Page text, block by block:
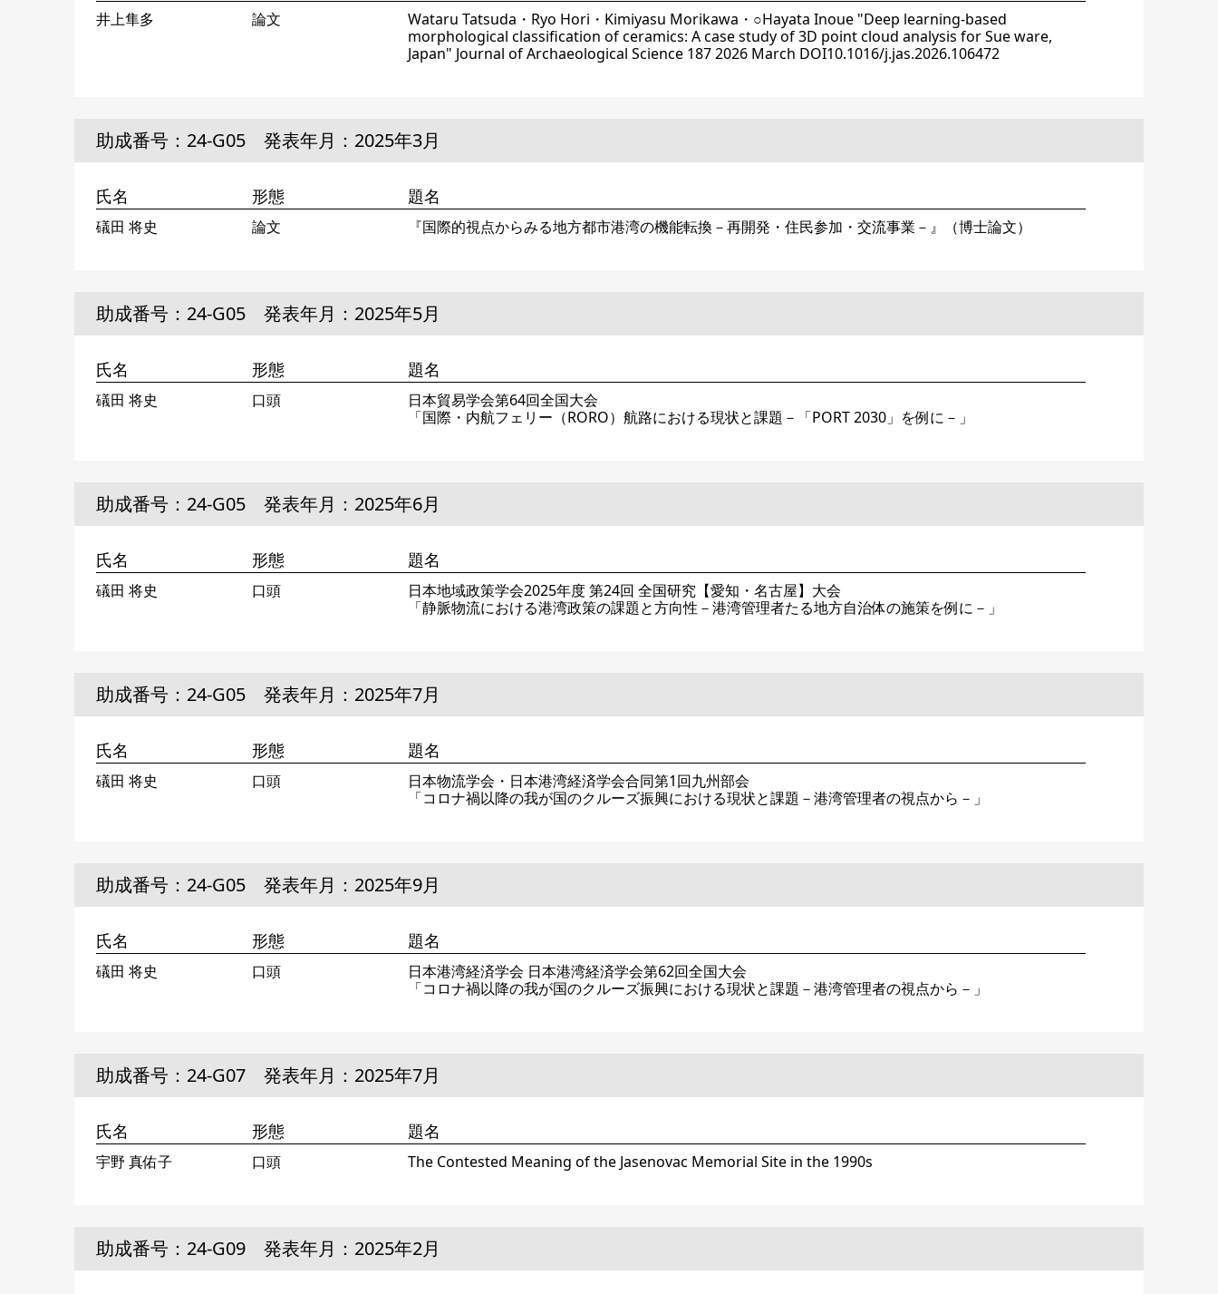
井上隼多 論文
Wataru Tatsuda・Ryo Hori・Kimiyasu Morikawa・○Hayata Inoue "Deep learning-based
morphological classification of ceramics: A case study of 3D point cloud analysis for Sue ware,
Japan" Journal of Archaeological Science 187 2026 March DOI10.1016/j.jas.2026.106472
助成番号：24-G05 発表年月：2025年3月
氏名
礒田 将史
形態
論文
題名
『国際的視点からみる地方都市港湾の機能転換－再開発・住民参加・交流事業－』（博士論文）
助成番号：24-G05 発表年月：2025年5月
氏名
礒田 将史
形態
口頭
題名
日本貿易学会第64回全国大会
「国際・内航フェリー（RORO）航路における現状と課題－「PORT 2030」を例に－」
助成番号：24-G05 発表年月：2025年6月
氏名
礒田 将史
形態
口頭
題名
日本地域政策学会2025年度 第24回 全国研究【愛知・名古屋】大会
「静脈物流における港湾政策の課題と方向性－港湾管理者たる地方自治体の施策を例に－」
助成番号：24-G05 発表年月：2025年7月
氏名
礒田 将史
形態
口頭
題名
日本物流学会・日本港湾経済学会合同第1回九州部会
「コロナ禍以降の我が国のクルーズ振興における現状と課題－港湾管理者の視点から－」
助成番号：24-G05 発表年月：2025年9月
氏名
礒田 将史
形態
口頭
題名
日本港湾経済学会 日本港湾経済学会第62回全国大会
「コロナ禍以降の我が国のクルーズ振興における現状と課題－港湾管理者の視点から－」
助成番号：24-G07 発表年月：2025年7月
氏名
宇野 真佑子
形態
口頭
題名
The Contested Meaning of the Jasenovac Memorial Site in the 1990s
助成番号：24-G09 発表年月：2025年2月